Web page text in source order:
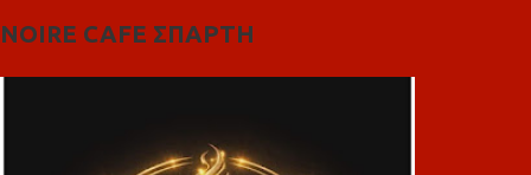
NOIRE CAFE ΣΠΑΡΤΗ